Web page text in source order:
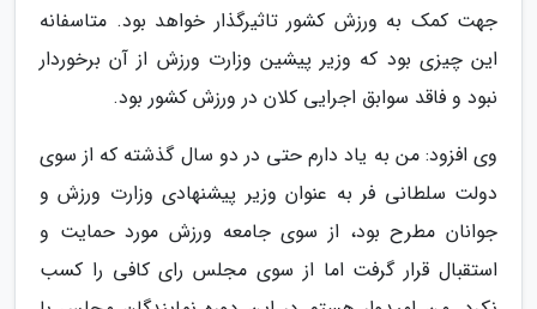
جهت کمک به ورزش کشور تاثیرگذار خواهد بود. متاسفانه
این چیزی بود که وزیر پیشین وزارت ورزش از آن برخوردار
نبود و فاقد سوابق اجرایی کلان در ورزش کشور بود.
وی افزود: من به یاد دارم حتی در دو سال گذشته که از سوی
دولت سلطانی فر به عنوان وزیر پیشنهادی وزارت ورزش و
جوانان مطرح بود، از سوی جامعه ورزش مورد حمایت و
استقبال قرار گرفت اما از سوی مجلس رای کافی را کسب